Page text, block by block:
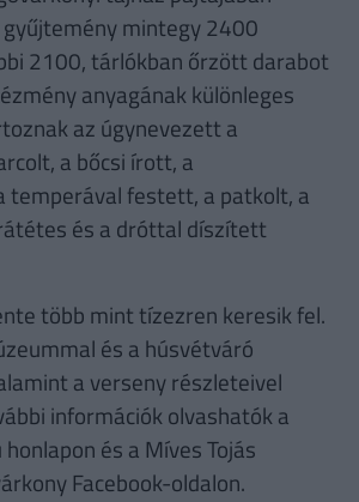
mintegy 2400
2100, tárlókban őrzött darabot
anyagának különleges
az úgynevezett a
a bőcsi írott, a
temperával festett, a patkolt, a
és a dróttal díszített
több mint tízezren keresik fel.
és a húsvétváró
a verseny részleteivel
információk olvashatók a
és a Míves Tojás
Facebook-oldalon.